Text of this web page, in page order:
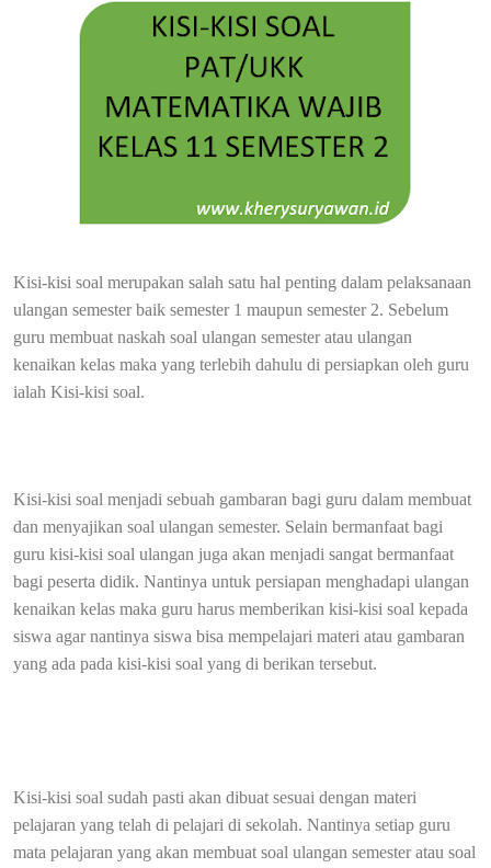
Kisi-kisi soal merupakan salah satu hal penting dalam pelaksanaan
ulangan semester baik semester 1 maupun semester 2. Sebelum
guru membuat naskah soal ulangan semester atau ulangan
kenaikan kelas maka yang terlebih dahulu di persiapkan oleh guru
ialah Kisi-kisi soal.
Kisi-kisi soal menjadi sebuah gambaran bagi guru dalam membuat
dan menyajikan soal ulangan semester. Selain bermanfaat bagi
guru kisi-kisi soal ulangan juga akan menjadi sangat bermanfaat
bagi peserta didik. Nantinya untuk persiapan menghadapi ulangan
kenaikan kelas maka guru harus memberikan kisi-kisi soal kepada
siswa agar nantinya siswa bisa mempelajari materi atau gambaran
yang ada pada kisi-kisi soal yang di berikan tersebut.
Kisi-kisi soal sudah pasti akan dibuat sesuai dengan materi
pelajaran yang telah di pelajari di sekolah. Nantinya setiap guru
mata pelajaran yang akan membuat soal ulangan semester atau soal